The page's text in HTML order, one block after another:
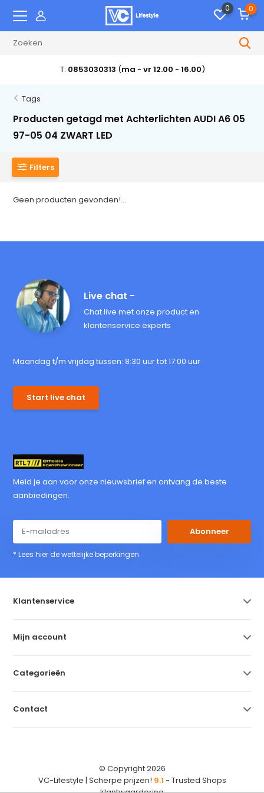
0 0
T: 0853030313 (ma - vr 12.00 - 16.00)
Tags
Producten getagd met Achterlichten AUDI A6 05
97-05 04 ZWART LED
Filters
Geen producten gevonden!...
Live chat -
Chat live met onze product en
klantenservice experts
Maandag t/m vrijdag tussen: 8:30 uur tot 17:00 uur
Start live chat
Meld je aan voor onze nieuwsbrief en ontvang de beste
aanbiedingen.
Abonneer
* Lees hier de wettelijke beperkingen
Klantenservice
Mijn account
Categorieën
Contact
© Copyright 2026
VC-Lifestyle | Scherpe prijzen! 9.1 - Trusted Shops